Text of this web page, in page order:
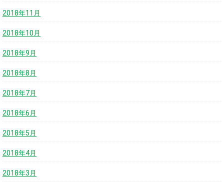
2018年11月
2018年10月
2018年9月
2018年8月
2018年7月
2018年6月
2018年5月
2018年4月
2018年3月